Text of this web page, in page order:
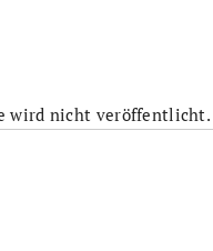
wird nicht veröffentlicht.